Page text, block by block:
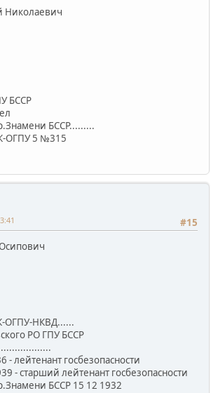
Николаевич
БССР
БССР.........
5 №315
#15
ОГПУ-НКВД......
РО ГПУ БССР
- лейтенант госбезопасности
- старший лейтенант госбезопасности
БССР 15 12 1932